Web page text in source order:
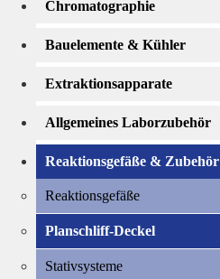
Chromatographie
Bauelemente & Kühler
Extraktionsapparate
Allgemeines Laborzubehör
Reaktionsgefäße & Zubehör
Reaktionsgefäße
Planschliff-Deckel
Stativsysteme